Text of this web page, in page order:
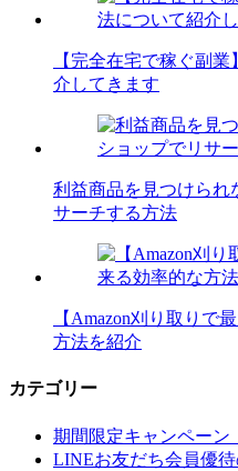
【完全在宅で稼ぐ副
介してきます
利益商品を見つけられ
サーチする方法
【Amazon刈り取りで
方法を紹介
カテゴリー
期間限定キャンペーン
LINEお友だち会員優